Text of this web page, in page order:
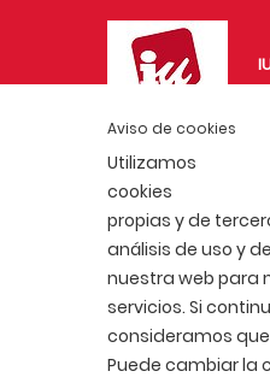
Aviso de cookies
Utilizamos
cookies
propias y de
análisis de uso y
nuestra web para
servicios. Si
consideramos
Puede cambiar la
AFÍLIATE
POLÍTICA DE COOKIES